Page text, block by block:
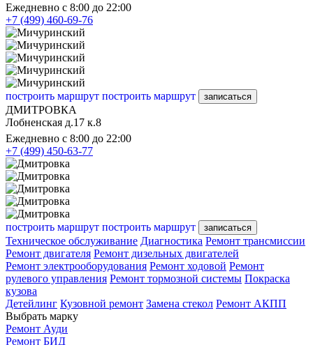
Ежедневно с 8:00 до 22:00
+7 (499) 460-69-76
построить маршрут построить маршрут записаться
ДМИТРОВКА
Лобненская д.17 к.8
Ежедневно с 8:00 до 22:00
+7 (499) 450-63-77
построить маршрут построить маршрут записаться
Техническое обслуживание Диагностика Ремонт трансмиссии
Ремонт двигателя Ремонт дизельных двигателей
Ремонт электрооборудования Ремонт ходовой Ремонт
рулевого управления Ремонт тормозной системы Покраска
кузова
Детейлинг Кузовной ремонт Замена стекол Ремонт АКПП
Выбрать марку
Ремонт Ауди
Ремонт БИД